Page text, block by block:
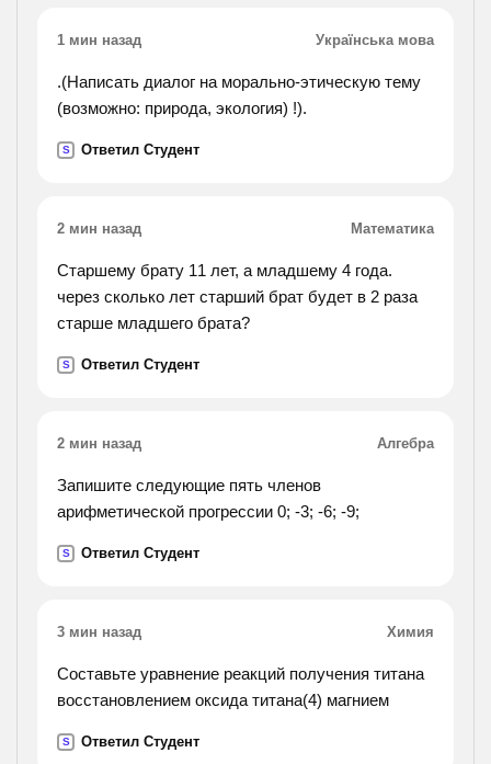
1 мин назад Українська мова
.(Написать диалог на морально-этическую тему
(возможно: природа, экология) !).
S Ответил Студент
2 мин назад Математика
Старшему брату 11 лет, а младшему 4 года.
через сколько лет старший брат будет в 2 раза
старше младшего брата?
S Ответил Студент
2 мин назад Алгебра
Запишите следующие пять членов
арифметической прогрессии 0; -3; -6; -9;
S Ответил Студент
3 мин назад Химия
Составьте уравнение реакций получения титана
восстановлением оксида титана(4) магнием
S Ответил Студент